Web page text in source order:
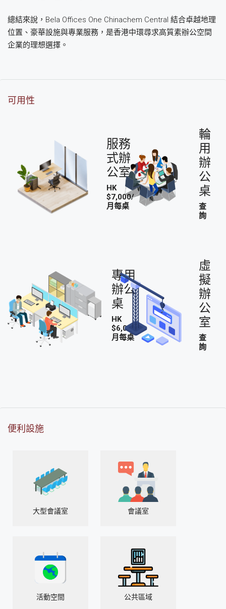
總結來說，Bela Offices One Chinachem Central 結合卓越地理
位置、豪華設施與專業服務，是香港中環尋求高質素辦公空間
企業的理想選擇。
可用性
服務
式辦
公室
HK
$7,000/
月每桌
輪
用
辦
公
桌
查
詢
專用
辦公
桌
HK
$6,000/
月每桌
虛
擬
辦
公
室
查
詢
便利設施
大型會議室 會議室
活動空間 公共區域